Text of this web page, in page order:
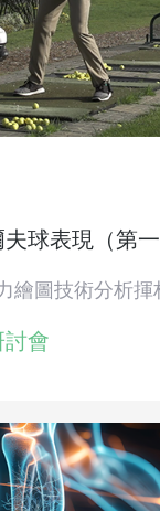
球表現（第一
繪圖技術分析揮
會